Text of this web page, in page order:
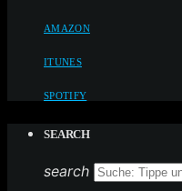
AMAZON
ITUNES
SPOTIFY
SEARCH
search